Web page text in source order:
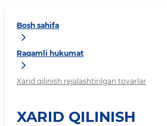
Bosh sahifa
Raqamli hukumat
Xarid qilinish rejalashtirilgan tovarlar
XARID QILINISH